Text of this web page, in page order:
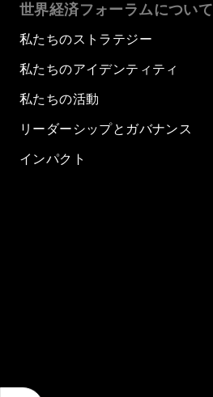
世界経済フォーラムについて
私たちのストラテジー
私たちのアイデンティティ
私たちの活動
リーダーシップとガバナンス
インパクト